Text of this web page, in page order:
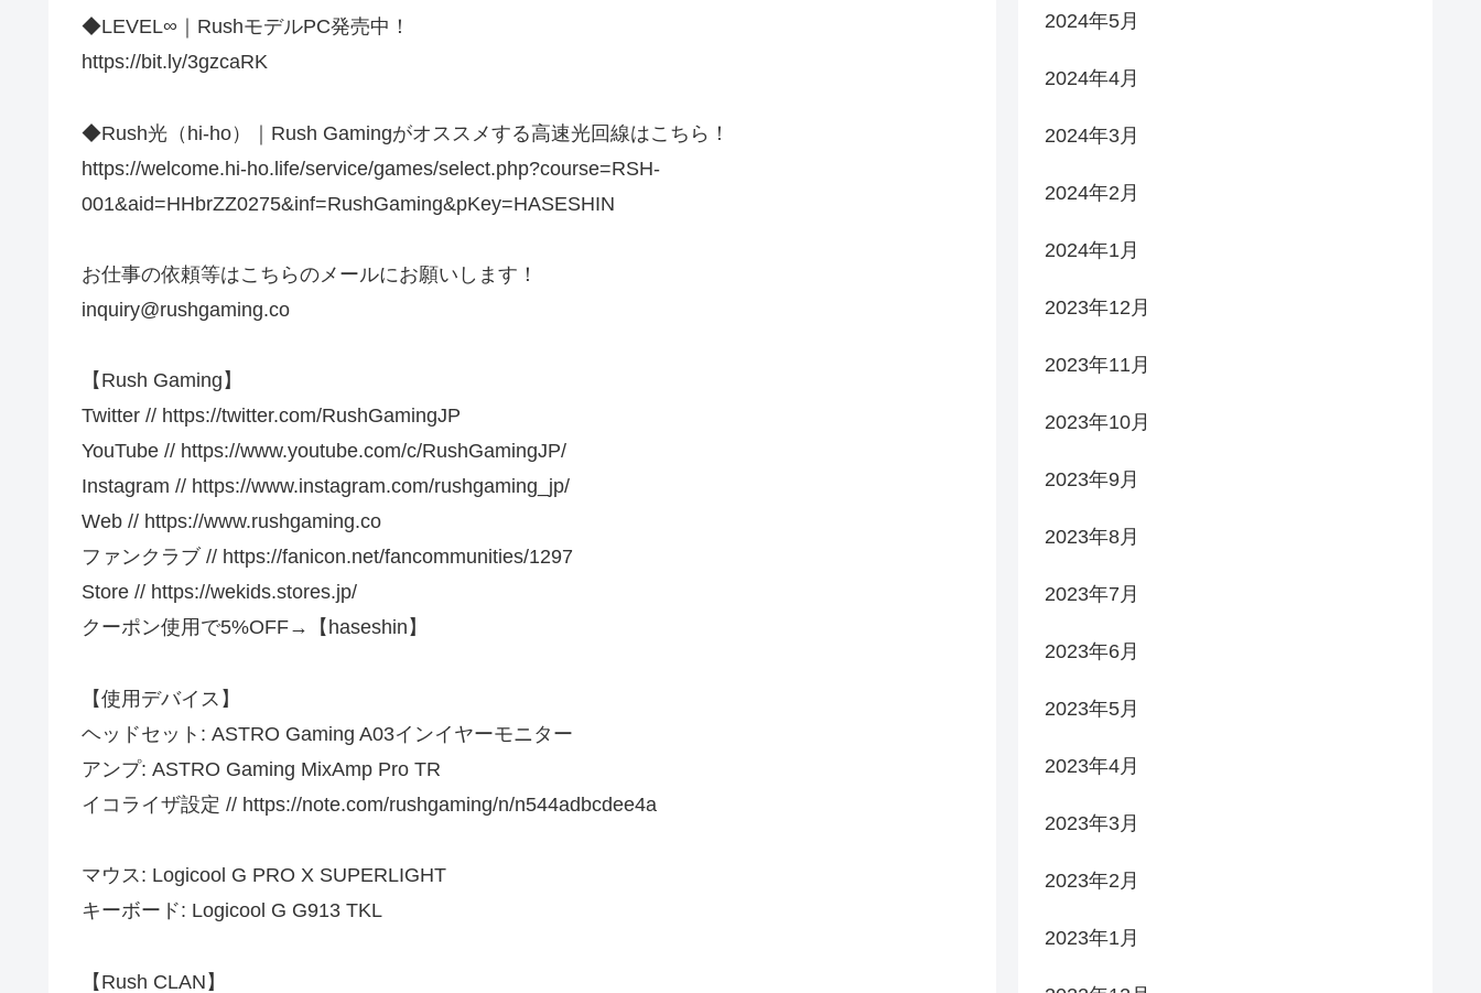
◆LEVEL∞｜RushモデルPC発売中！
https://bit.ly/3gzcaRK
◆Rush光（hi-ho）｜Rush Gamingがオススメする高速光回線はこちら！
https://welcome.hi-ho.life/service/games/select.php?course=RSH-
001&aid=HHbrZZ0275&inf=RushGaming&pKey=HASESHIN
お仕事の依頼等はこちらのメールにお願いします！
inquiry@rushgaming.co
【Rush Gaming】
Twitter // https://twitter.com/RushGamingJP
YouTube // https://www.youtube.com/c/RushGamingJP/
Instagram // https://www.instagram.com/rushgaming_jp/
Web // https://www.rushgaming.co
ファンクラブ // https://fanicon.net/fancommunities/1297
Store // https://wekids.stores.jp/
クーポン使用で5%OFF→【haseshin】
【使用デバイス】
ヘッドセット: ASTRO Gaming A03インイヤーモニター
アンプ: ASTRO Gaming MixAmp Pro TR
イコライザ設定 // https://note.com/rushgaming/n/n544adbcdee4a
マウス: Logicool G PRO X SUPERLIGHT
キーボード: Logicool G G913 TKL
【Rush CLAN】
2024年5月
2024年4月
2024年3月
2024年2月
2024年1月
2023年12月
2023年11月
2023年10月
2023年9月
2023年8月
2023年7月
2023年6月
2023年5月
2023年4月
2023年3月
2023年2月
2023年1月